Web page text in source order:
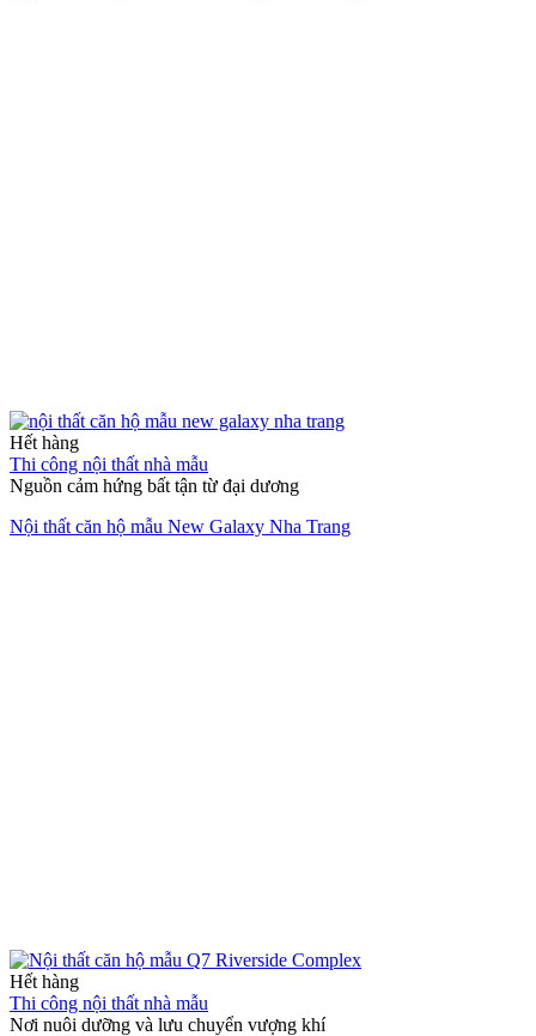
Hết hàng
Thi công nội thất nhà mẫu
Nguồn cảm hứng bất tận từ đại dương
Nội thất căn hộ mẫu New Galaxy Nha Trang
Hết hàng
Thi công nội thất nhà mẫu
Nơi nuôi dưỡng và lưu chuyển vượng khí